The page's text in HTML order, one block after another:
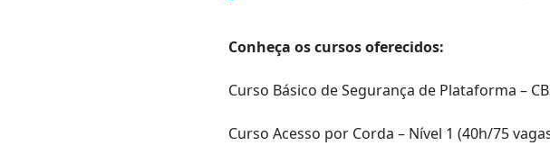
Conheça os cursos oferecidos:
Curso Básico de Segurança de Plataforma –
Curso Acesso por Corda – Nível 1 (40h/75